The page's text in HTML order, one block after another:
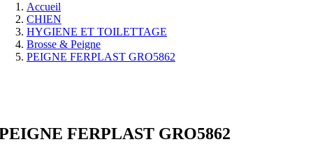
Accueil
CHIEN
HYGIENE ET TOILETTAGE
Brosse & Peigne
PEIGNE FERPLAST GRO5862
FERPLAST GRO5862